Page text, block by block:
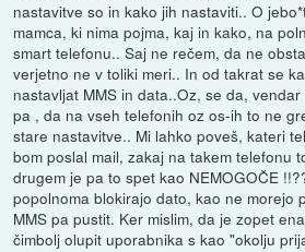
nastavitve so in kako jih nastaviti.. O
mamca, ki nima pojma, kaj in kako, na
smart telefonu.. Saj ne rečem, da ne
verjetno ne v toliki meri.. In od takrat se
nastavljat MMS in data..Oz, se da,
pa , da na vseh telefonih oz os-ih to ne
stare nastavitve.. Mi lahko poveš, kateri
bom poslal mail, zakaj na takem telefonu
drugem je pa to spet kao NEMOGOČE
popolnoma blokirajo dato, kao ne morejo
MMS pa pustit. Ker mislim, da je zopet
čimbolj olupit uporabnika s kao "okolju